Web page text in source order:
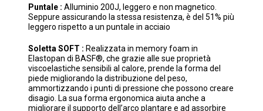
Puntale : Alluminio 200J, leggero e non magnetico.
Seppure assicurando la stessa resistenza, è del 51% più
leggero rispetto a un puntale in acciaio
Soletta SOFT : Realizzata in memory foam in
Elastopan di BASF®, che grazie alle sue proprietà
viscoelastiche sensibili al calore, prende la forma del
piede migliorando la distribuzione del peso,
ammortizzando i punti di pressione che possono creare
disagio. La sua forma ergonomica aiuta anche a
migliorare il supporto dell’arco plantare e ad assorbire